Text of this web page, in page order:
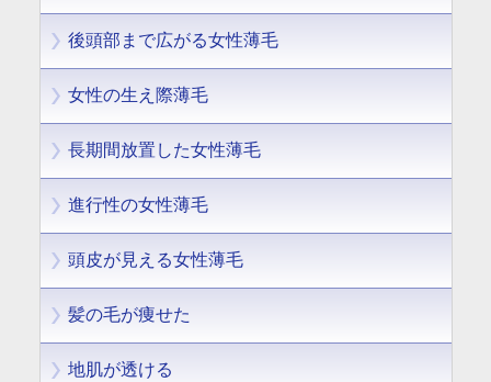
後頭部まで広がる女性薄毛
女性の生え際薄毛
長期間放置した女性薄毛
進行性の女性薄毛
頭皮が見える女性薄毛
髪の毛が痩せた
地肌が透ける